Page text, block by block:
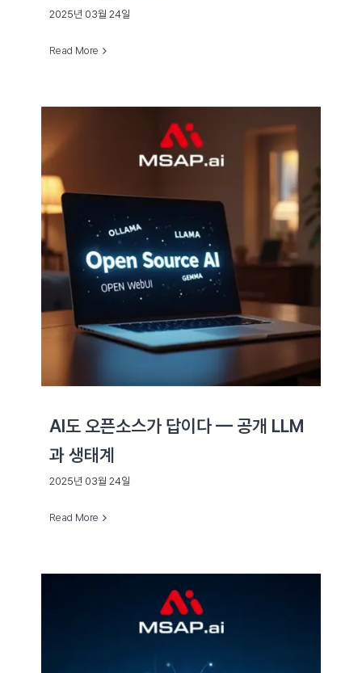
2025년 03월 24일
Read More
AI도 오픈소스가 답이다 — 공개 LLM
과 생태계
2025년 03월 24일
Read More